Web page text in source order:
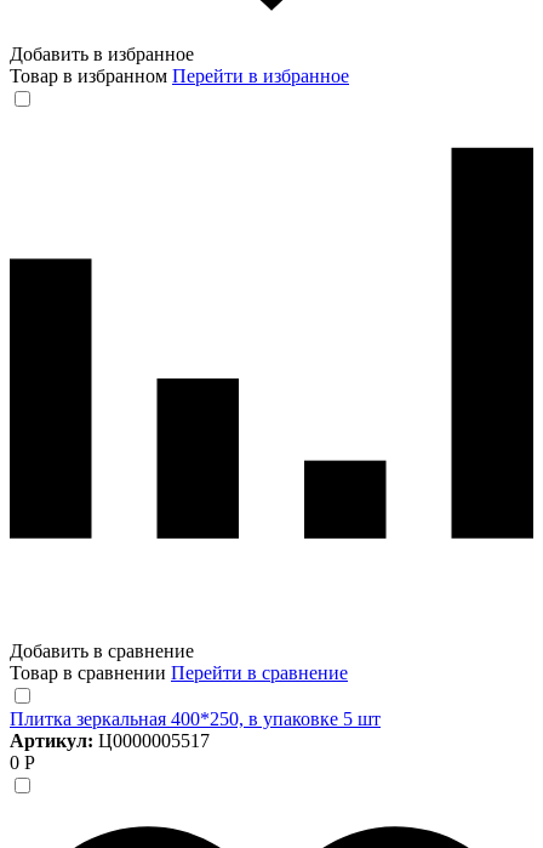
Добавить в избранное
Товар в избранном Перейти в избранное
Добавить в сравнение
Товар в сравнении Перейти в сравнение
Плитка зеркальная 400*250, в упаковке 5 шт
Артикул: Ц0000005517
0 Р